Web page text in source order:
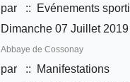
par
:: Evénements
Dimanche 07 Juillet
Abbaye de Cossonay
par
:: Manifestations